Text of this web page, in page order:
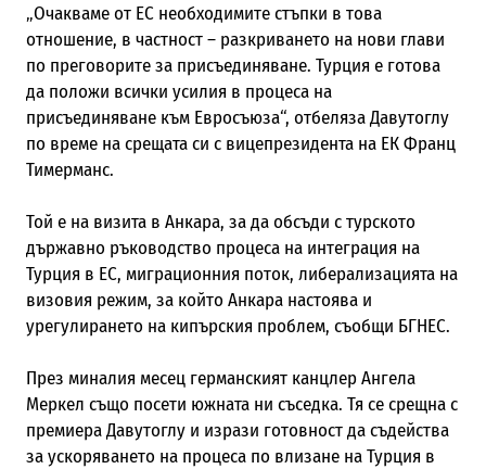
„Очакваме от ЕС необходимите стъпки в това
отношение, в частност – разкриването на нови глави
по преговорите за присъединяване. Турция е готова
да положи всички усилия в процеса на
присъединяване към Евросъюза“, отбеляза Давутоглу
по време на срещата си с вицепрезидента на ЕК Франц
Тимерманс.
Той е на визита в Анкара, за да обсъди с турското
държавно ръководство процеса на интеграция на
Турция в ЕС, миграционния поток, либерализацията на
визовия режим, за който Анкара настоява и
урегулирането на кипърския проблем, съобщи БГНЕС.
През миналия месец германският канцлер Ангела
Меркел също посети южната ни съседка. Тя се срещна с
премиера Давутоглу и изрази готовност да съдейства
за ускоряването на процеса по влизане на Турция в